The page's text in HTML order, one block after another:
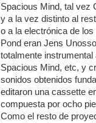
Spacious Mind, tal vez
y a la vez distinto al
o a la electrónica de
Pond eran Jens
totalmente
Spacious Mind, etc, y
sonidos obtenidos
editaron una cassette
compuesta por ocho
Como el resto de